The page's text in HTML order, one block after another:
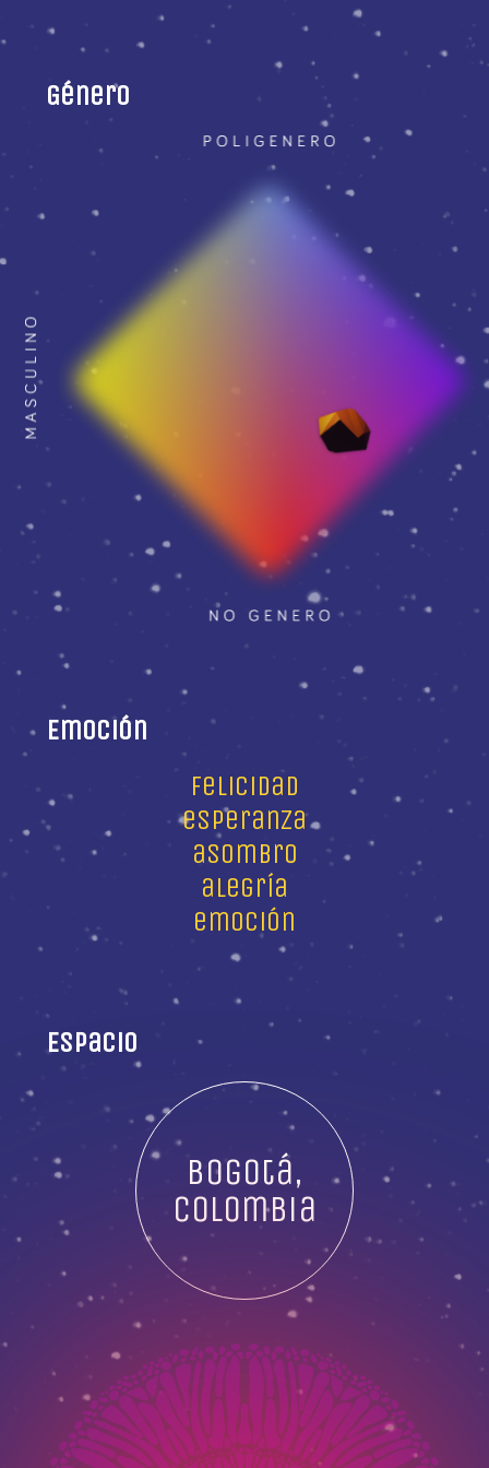
Género
Emoción
felicidad
esperanza
asombro
alegría
emoción
Espacio
Bogotá,
Colombia